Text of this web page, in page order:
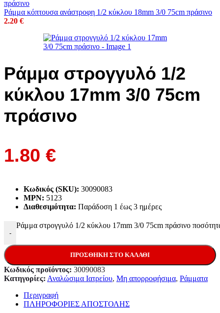
Ράμμα κόπτουσα ανάστροφη 1/2 κύκλου 18mm 3/0 75cm πράσινο
2.20 €
Ράμμα στρογγυλό 1/2
κύκλου 17mm 3/0 75cm
πράσινο
1.80 €
Κωδικός (SKU): 30090083
MPN: 5123
Διαθεσιμότητα: Παράδoση 1 έως 3 ημέρες
-
Ράμμα στρογγυλό 1/2 κύκλου 17mm 3/0 75cm πράσινο
ΠΡΟΣΘΉΚΗ ΣΤΟ ΚΑΛΆΘΙ
Κωδικός προϊόντος: 30090083
Κατηγορίες: Αναλώσιμα Ιατρείου, Μη απορροφήσιμα, Ράμματα
Περιγραφή
ΠΛΗΡΟΦΟΡΙΕΣ ΑΠΟΣΤΟΛΗΣ